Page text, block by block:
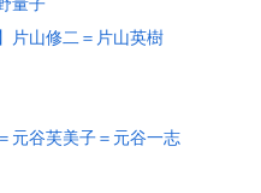
量子
片山修二＝片山英樹
元谷芙美子＝元谷一志